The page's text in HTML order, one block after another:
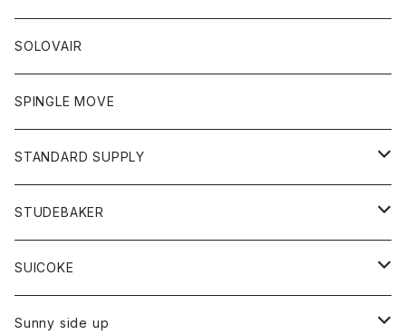
ワンピース
Tシャツ
トレーナー
ボトム
ショートパンツ
スカート
レディース
スカート
Tシャツ
アクセサリー
バック
コート
ネクタイ
グローブ
アクセサリー
トップス
カットソー
カーディガン
ボトム
ショートパンツ
パンツ
レディース
カットソー
カーディガン
ジーンズ
チノパン
トップス
ポロシャツ
ベスト
靴
靴
ワンピース
トップス
カットソー
ボトム
パンツ
オーバーオール
SOLOVAIR
SPINGLE MOVE
STANDARD SUPPLY
財布
バッグ
STUDEBAKER
アクセサリー
ブレスレット
SUICOKE
ブーツ
Sunny side up